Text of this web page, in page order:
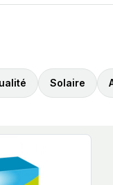
Solaire